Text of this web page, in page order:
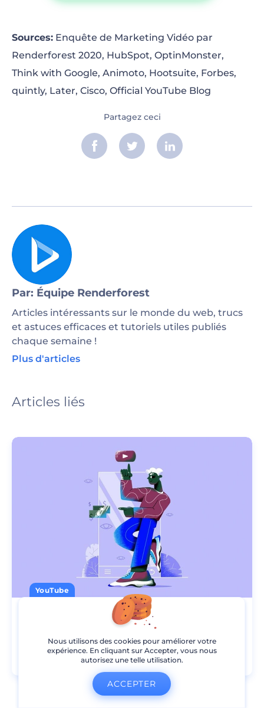
Sources: Enquête de Marketing Vidéo par
Renderforest 2020, HubSpot, OptinMonster,
Think with Google, Animoto, Hootsuite, Forbes,
quintly, Later, Cisco, Official YouTube Blog
Partagez ceci
Par: Équipe Renderforest
Articles intéressants sur le monde du web, trucs
et astuces efficaces et tutoriels utiles publiés
chaque semaine !
Plus d'articles
Articles liés
YouTube
Combien gagnent les YouTubeurs en
min de lecture 15 Nov 2022
Nous utilisons des cookies pour améliorer votre
expérience. En cliquant sur Accepter, vous nous
autorisez une telle utilisation.
ACCEPTER